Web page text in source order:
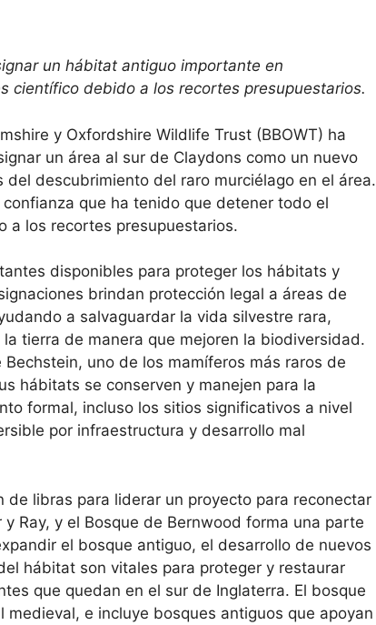
un hábitat antiguo importante en
científico debido a los recortes presupuestarios.
y Oxfordshire Wildlife Trust (BBOWT) ha
un área al sur de Claydons como un nuevo
descubrimiento del raro murciélago en el área.
que ha tenido que detener todo el
a los recortes presupuestarios.
disponibles para proteger los hábitats y
brindan protección legal a áreas de
a salvaguardar la vida silvestre rara,
tierra de manera que mejoren la biodiversidad.
uno de los mamíferos más raros de
hábitats se conserven y manejen para la
formal, incluso los sitios significativos a nivel
por infraestructura y desarrollo mal
libras para liderar un proyecto para reconectar
Ray, y el Bosque de Bernwood forma una parte
el bosque antiguo, el desarrollo de nuevos
hábitat son vitales para proteger y restaurar
que quedan en el sur de Inglaterra. El bosque
e incluye bosques antiguos que apoyan